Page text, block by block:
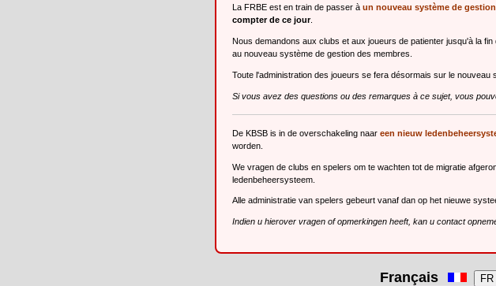
La FRBE est en train de passer à un nouveau système de
compter de ce jour.
Nous demandons aux clubs et aux joueurs de patienter jusqu'à la
au nouveau système de gestion des membres.
Toute l'administration des joueurs se fera désormais sur le nouveau
Si vous avez des questions ou des remarques à ce sujet, vous
De KBSB is in de overschakeling naar een nieuw
worden.
We vragen de clubs en spelers om te wachten tot de migratie
ledenbeheersysteem.
Alle administratie van spelers gebeurt vanaf dan op het nieuwe
Indien u hierover vragen of opmerkingen heeft, kan u contact
Français